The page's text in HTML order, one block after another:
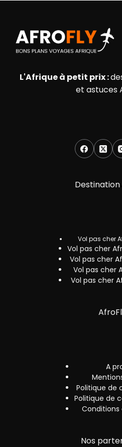
L'Afrique à petit prix :
et astuces
Vol pas cher
Vol pas cher
Vol pas cher
Vol pas cher
Vol pas cher
A
Politique de
Politique de
Conditions
Nos